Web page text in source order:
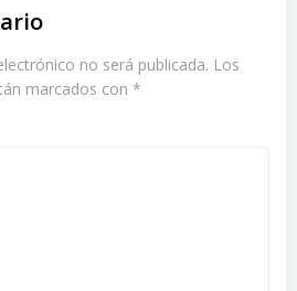
no será publicada. Los
marcados con *